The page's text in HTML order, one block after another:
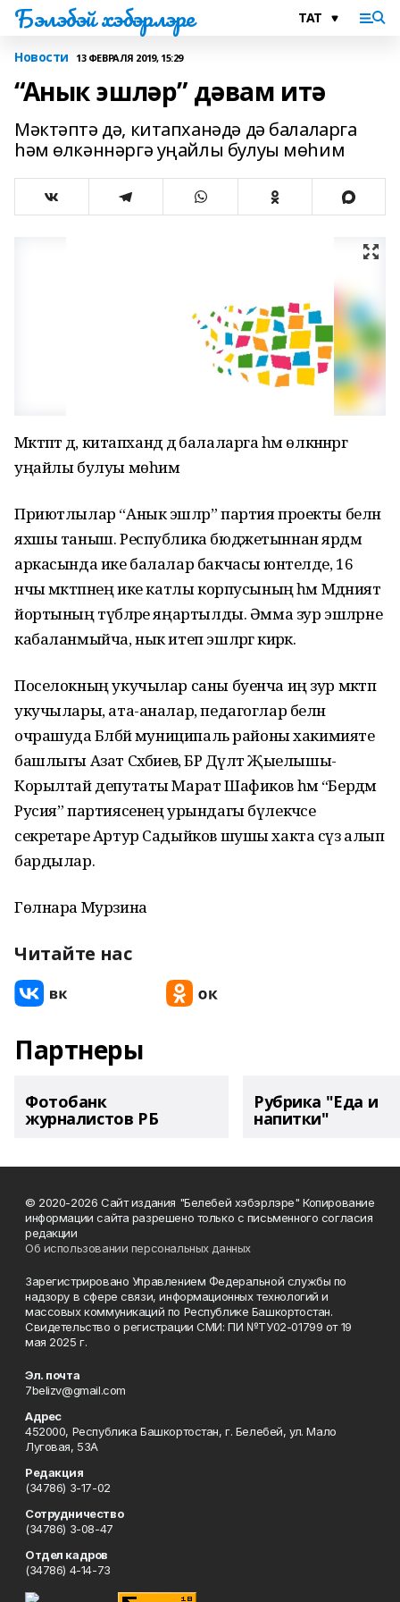
Бэлэбэй хэбэрлэре
Новости 13 ФЕВРАЛЯ 2019, 15:29
“Анык эшләр” дәвам итә
Мәктәптә дә, китапханәдә дә балаларга
һәм өлкәннәргә уңайлы булуы мөһим
Мәктәптә дә, китапханәдә дә балаларга һәм өлкәннәргә
уңайлы булуы мөһим
Приютлылар “Анык эшләр” партия проекты белән
яхшы таныш. Республика бюджетыннан ярдәм
аркасында ике балалар бакчасы юнәтелде, 16
нчы мәктәпнең ике катлы корпусының һәм Мәдәният
йортының түбәләре яңартылды. Әмма зур эшләрне
кабаланмыйча, нык итеп эшләргә кирәк.
Поселокның укучылар саны буенча иң зур мәктәп
укучылары, ата-аналар, педагоглар белән
очрашуда Бәләбәй муниципаль районы хакимияте
башлыгы Азат Сәхәбиев, БР Дәүләт Җыелышы-
Корылтай депутаты Марат Шафиков һәм “Бердәм
Русия” партиясенең урындагы бүлекчәсе
секретаре Артур Садыйков шушы хакта сүз алып
бардылар.
Гөлнара Мурзина
Читайте нас
Партнеры
Фотобанк
журналистов РБ
Рубрика "Еда и
напитки"
© 2020-2026 Сайт издания "Белебей хэбэрлэре" Копирование
информации сайта разрешено только с письменного согласия
редакции
Об использовании персональных данных
Зарегистрировано Управлением Федеральной службы по
надзору в сфере связи, информационных технологий и
массовых коммуникаций по Республике Башкортостан.
Свидетельство о регистрации СМИ: ПИ №ТУ02-01799 от 19
мая 2025 г.
Эл. почта
7belizv@gmail.com
Адрес
452000, Республика Башкортостан, г. Белебей, ул. Мало
Луговая, 53А
Редакция
(34786) 3-17-02
Сотрудничество
(34786) 3-08-47
Отдел кадров
(34786) 4-14-73